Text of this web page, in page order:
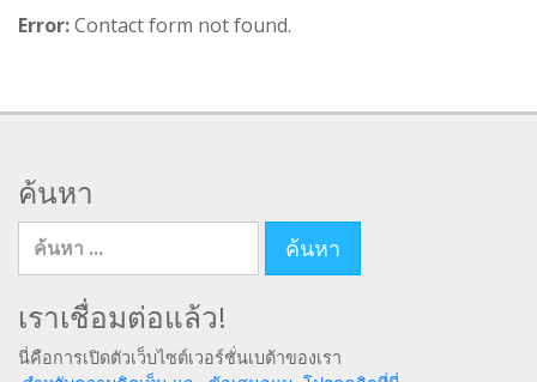
Error:Contact form not found.
ค้นหา
เราเชื่อมต่อแล้ว!
นี่คือการเปิดตัวเว็บไซต์เวอร์ชั่นเบต้าของเรา